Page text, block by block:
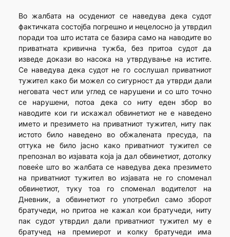
Во жалбата на осудениот се наведува дека судот
фактичката состојба погрешно и нецелосно ја утврдил
поради тоа што истата се базира само на наводите во
приватната кривична тужба, без притоа судот да
изведе докази во насока на утврдување на истите.
Се наведува дека судот не го сослушал приватниот
тужител како би можел со сигурност да утврди дали
неговата чест или углед се нарушени и со што точно
се нарушени, потоа дека со ниту еден збор во
наводите кои ги искажал обвинетиот не е наведено
името и презимето на приватниот тужител, ниту пак
истото било наведено во обжалената пресуда, па
оттука не било јасно како приватниот тужител се
препознал во изјавата која ја дал обвинетиот, дотолку
повеќе што во жалбата се наведува дека презимето
на приватниот тужител во изјавата не го споменал
обвинетиот, туку тоа го споменал водителот на
Дневник, а обвинетиот го употребил само зборот
братучеди, но притоа не кажал кои братучеди, ниту
пак судот утврдил дали приватниот тужител му е
братучед на премиерот и колку братучеди има